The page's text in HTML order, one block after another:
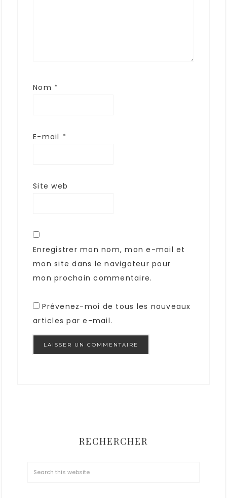
Nom *
E-mail *
Site web
Enregistrer mon nom, mon e-mail et
mon site dans le navigateur pour
mon prochain commentaire.
Prévenez-moi de tous les nouveaux
articles par e-mail.
RECHERCHER